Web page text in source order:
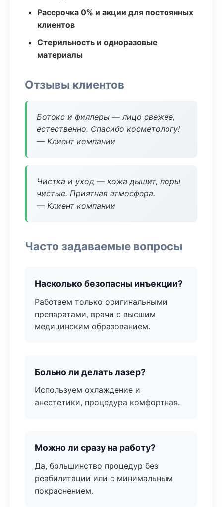
Рассрочка 0% и акции для постоянных
клиентов
Стерильность и одноразовые
материалы
Отзывы клиентов
Ботокс и филлеры — лицо свежее,
естественно. Спасибо косметологу!
— Клиент компании
Чистка и уход — кожа дышит, поры
чистые. Приятная атмосфера.
— Клиент компании
Часто задаваемые вопросы
Насколько безопасны инъекции?
Работаем только оригинальными
препаратами, врачи с высшим
медицинским образованием.
Больно ли делать лазер?
Используем охлаждение и
анестетики, процедура комфортная.
Можно ли сразу на работу?
Да, большинство процедур без
реабилитации или с минимальным
покраснением.